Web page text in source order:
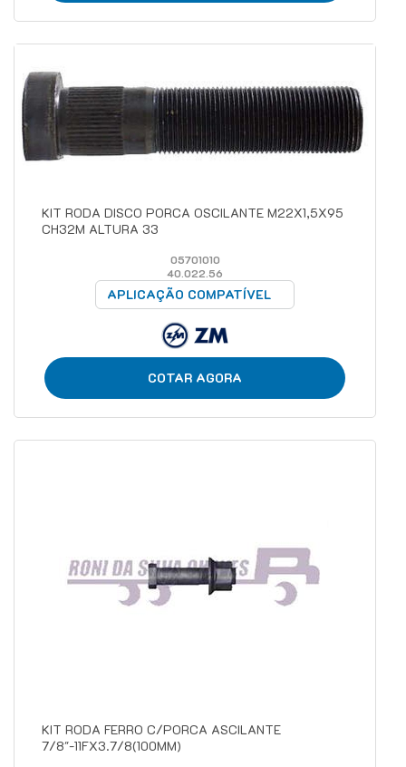
KIT RODA DISCO PORCA OSCILANTE M22X1,5X95
CH32M ALTURA 33
05701010
40.022.56
APLICAÇÃO COMPATÍVEL
COTAR AGORA
KIT RODA FERRO C/PORCA ASCILANTE
7/8"-11FX3.7/8(100MM)